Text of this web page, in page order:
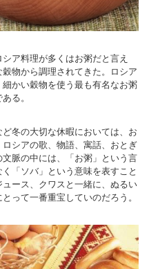
ア料理が多くはお粥だと言え
物から調理されてきた。ロシア
かい穀物を使う最も有名なお粥
る。
冬の大切な休暇においては、お
シアの歌、物語、寓話、おとぎ
脈の中には、「お粥」という言
「ソバ」という意味を表すこと
ース、クワスと一緒に、ぬるい
って一番重宝していのだろう。